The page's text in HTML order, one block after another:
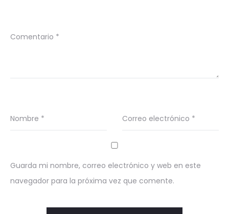
Comentario *
Nombre * Correo electrónico *
Guarda mi nombre, correo electrónico y web en este
navegador para la próxima vez que comente.